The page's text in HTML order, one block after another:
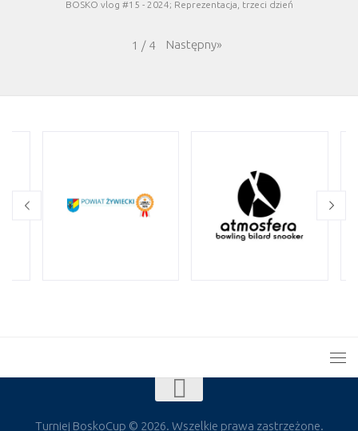
BOSKO vlog #15 - 2024; Reprezentacja, trzeci dzień
1 / 4 Następny»
Turniej BoskoCup © 2026. Wszelkie prawa zastrzeżone.